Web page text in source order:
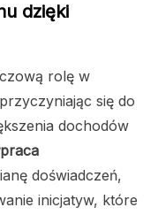
dzięki
rolę w
się do
dochodów
doświadczeń,
inicjatyw, które